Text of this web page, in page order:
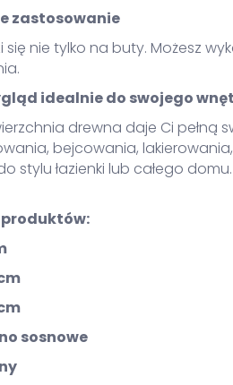
zastosowanie
się nie tylko na buty. Możesz
idealnie do swojego
drewna daje Ci pełną
bejcowania,
stylu łazienki lub całego domu.
sosnowe